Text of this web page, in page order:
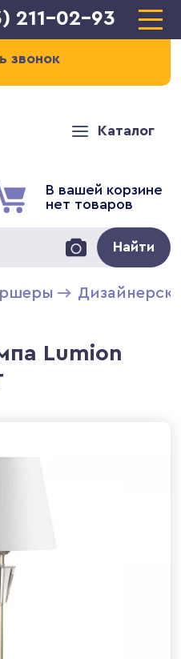
211-02-93
звонок
Каталог
В вашей корзине
нет товаров
Найти
Lumion